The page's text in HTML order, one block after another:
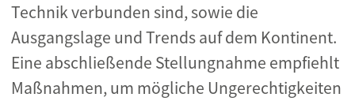
Technik verbunden sind, sowie die
Ausgangslage und Trends auf dem Kontinent.
Eine abschließende Stellungnahme empfiehlt
Maßnahmen, um mögliche Ungerechtigkeiten